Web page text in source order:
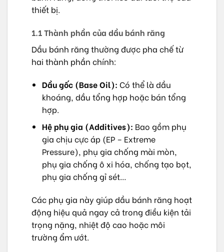
thiết bị.
1.1 Thành phần của dầu bánh răng
Dầu bánh răng thường được pha chế từ
hai thành phần chính:
Dầu gốc (Base Oil): Có thể là dầu
khoáng, dầu tổng hợp hoặc bán tổng
hợp.
Hệ phụ gia (Additives): Bao gồm phụ
gia chịu cực áp (EP – Extreme
Pressure), phụ gia chống mài mòn,
phụ gia chống ô xi hóa, chống tạo bọt,
phụ gia chống gỉ sét…
Các phụ gia này giúp dầu bánh răng hoạt
động hiệu quả ngay cả trong điều kiện tải
trọng nặng, nhiệt độ cao hoặc môi
trường ẩm ướt.